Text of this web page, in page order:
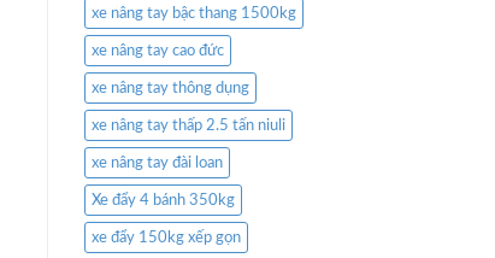
xe nâng tay bậc thang 1500kg
xe nâng tay cao đức
xe nâng tay thông dụng
xe nâng tay thấp 2.5 tấn niuli
xe nâng tay đài loan
Xe đẩy 4 bánh 350kg
xe đẩy 150kg xếp gọn